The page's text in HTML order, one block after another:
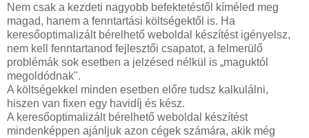
Nem csak a kezdeti nagyobb befektetéstől kíméled meg
magad, hanem a fenntartási költségektől is. Ha
keresőoptimalizált bérelhető weboldal készítést igényelsz,
nem kell fenntartanod fejlesztői csapatot, a felmerülő
problémák sok esetben a jelzésed nélkül is „maguktól
megoldódnak".
A költségekkel minden esetben előre tudsz kalkulálni,
hiszen van fixen egy havidíj és kész.
A keresőoptimalizált bérelhető weboldal készítést
mindenképpen ajánljuk azon cégek számára, akik még